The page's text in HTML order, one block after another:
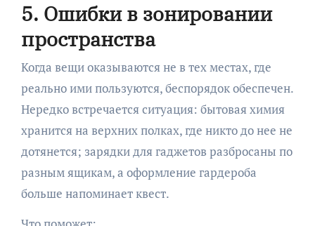
5. Ошибки в зонировании
пространства
Когда вещи оказываются не в тех местах, где
реально ими пользуются, беспорядок обеспечен.
Нередко встречается ситуация: бытовая химия
хранится на верхних полках, где никто до нее не
дотянется; зарядки для гаджетов разбросаны по
разным ящикам, а оформление гардероба
больше напоминает квест.